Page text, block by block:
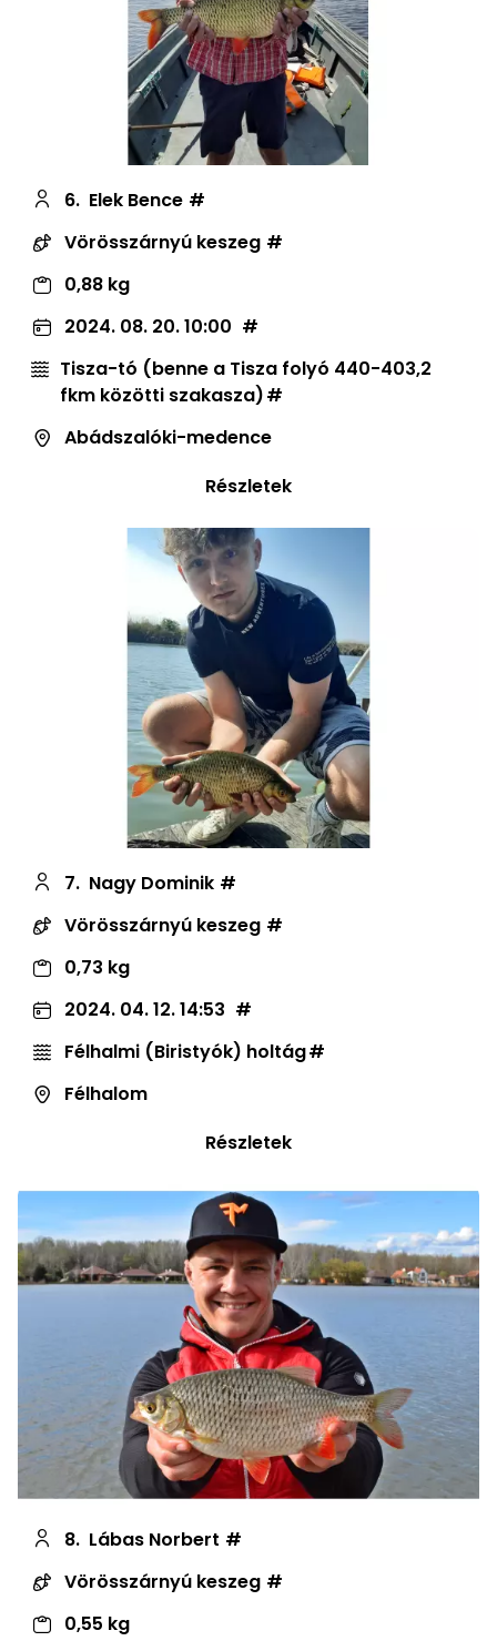
6. Elek Bence
Vörösszárnyú keszeg
0,88 kg
2024. 08. 20. 10:00
Tisza-tó (benne a Tisza folyó 440-403,2
fkm közötti szakasza)
Abádszalóki-medence
Részletek
7. Nagy Dominik
Vörösszárnyú keszeg
0,73 kg
2024. 04. 12. 14:53
Félhalmi (Biristyók) holtág
Félhalom
Részletek
8. Lábas Norbert
Vörösszárnyú keszeg
0,55 kg